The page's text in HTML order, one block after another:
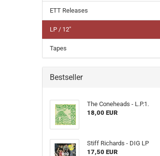
ETT Releases
LP / 12"
Tapes
Bestseller
The Coneheads - L​.​P​.​1.
18,00 EUR
Stiff Richards - DIG LP
17,50 EUR